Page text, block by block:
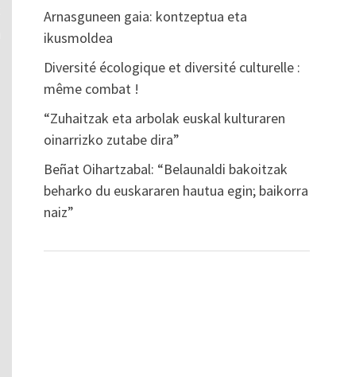
Arnasguneen gaia: kontzeptua eta
ikusmoldea
Diversité écologique et diversité culturelle :
même combat !
“Zuhaitzak eta arbolak euskal kulturaren
oinarrizko zutabe dira”
Beñat Oihartzabal: “Belaunaldi bakoitzak
beharko du euskararen hautua egin; baikorra
naiz”